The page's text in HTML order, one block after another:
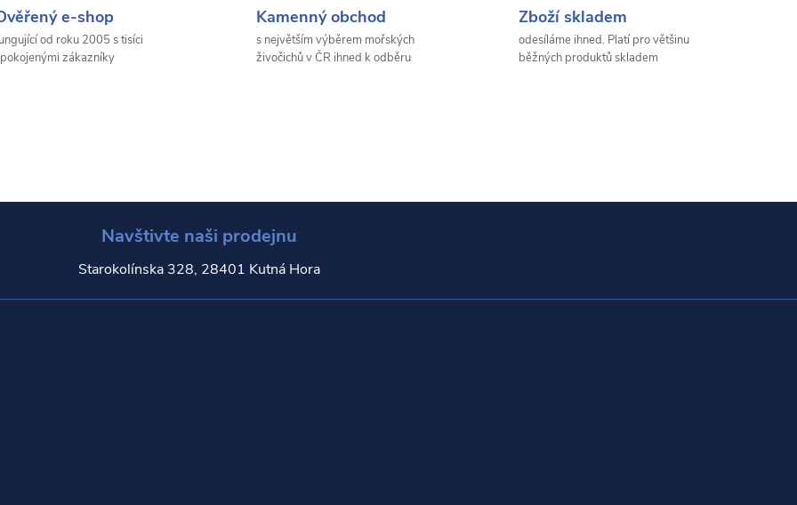
e-shop
od roku 2005 s tisíci
zákazníky
Kamenný obchod
s největším výběrem mořských
živočichů v ČR ihned k odběru
Zboží skladem
odesíláme ihned. Platí pro většinu
běžných produktů skladem
Navštivte naši prodejnu
Starokolínska 328, 28401 Kutná Hora